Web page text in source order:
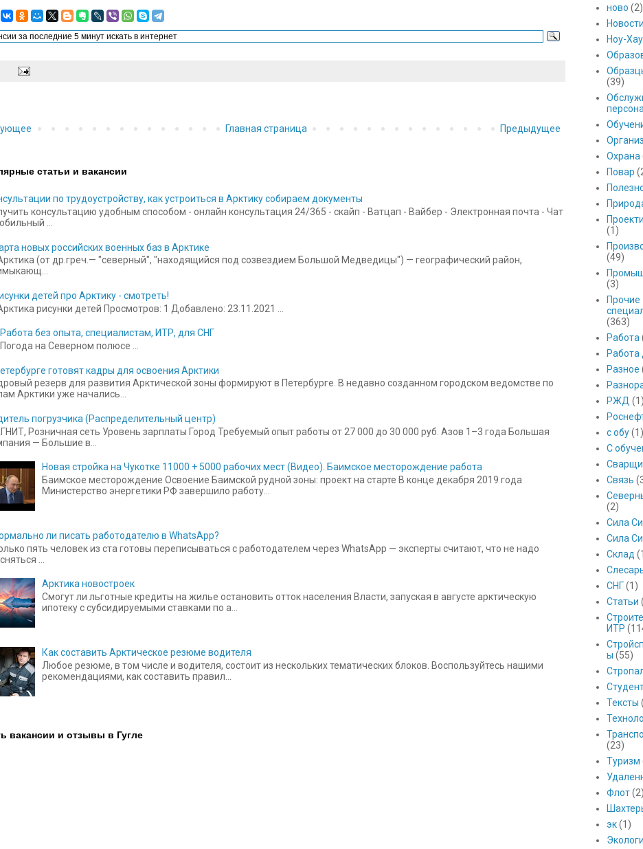
Предыдущее
Главная страница
статьи и вакансии
по трудоустройству, как устроиться в Арктику собираем документы
консультацию удобным способом - онлайн консультация 24/365 - скайп - Ватцап - Вайбер - Электронная почта - Чат
...
новых российских военных баз в Арктике
(от др.греч.— "северный", "находящийся под созвездием Большой Медведицы") — географический район,
детей про Арктику - смотреть!
рисунки детей Просмотров: 1 Добавлено: 23.11.2021 ...
Работа без опыта, специалистам, ИТР, для СНГ
Погода на Северном полюсе ...
готовят кадры для освоения Арктики
резерв для развития Арктической зоны формируют в Петербурге. В недавно созданном городском ведомстве по
Арктики уже начались...
погрузчика (Распределительный центр)
Розничная сеть Уровень зарплаты Город Требуемый опыт работы от 27 000 до 30 000 руб. Азов 1–3 года Большая
— Большие в...
Новая стройка на Чукотке 11000 + 5000 рабочих мест (Видео). Баимское месторождение работа
Баимское месторождение Освоение Баимской рудной зоны: проект на старте В конце декабря 2019 года
Министерство энергетики РФ завершило работу...
ли писать работодателю в WhatsApp?
пять человек из ста готовы переписываться с работодателем через WhatsApp — эксперты считают, что не надо
...
Арктика новостроек
Смогут ли льготные кредиты на жилье остановить отток населения Власти, запуская в августе арктическую
ипотеку с субсидируемыми ставками по а...
Как составить Арктическое резюме водителя
Любое резюме, в том числе и водителя, состоит из нескольких тематических блоков. Воспользуйтесь нашими
рекомендациями, как составить правил...
вакансии и отзывы в Гугле
ново (2)
Ноу-Хау
(39)
Охрана
Повар
(1)
(49)
(3)
Прочие
(363)
Работа
Работа
Разное
РЖД
с обу (1)
С
Связь
(2)
Сила
Сила
Склад
СНГ (1)
Статьи
ИТР
ы (55)
Тексты
(23)
Туризм
Флот
эк (1)